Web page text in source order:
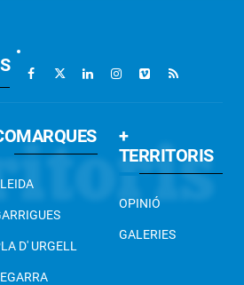
D' URGELL
+
TERRITORIS
OPINIÓ
GALERIES